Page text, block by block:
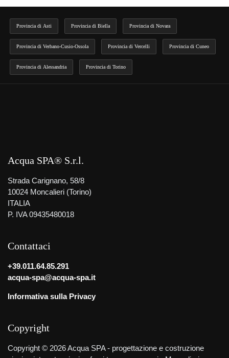
Provincia di Asti Provincia di Biella Provincia di Novara
Provincia di Verbano-Cusio-Ossola Provincia di Vercelli Provincia di Cuneo
Provincia di Alessandria Provincia di Torino
Acqua SPA® S.r.l.
Strada Carignano, 58/8
10024 Moncalieri (Torino)
ITALIA
P. IVA 09435480018
Contattaci
+39.011.64.85.291
acqua-spa@acqua-spa.it
Informativa sulla Privacy
Copyright
Copyright © 2026 Acqua SPA - progettazione e costruzione